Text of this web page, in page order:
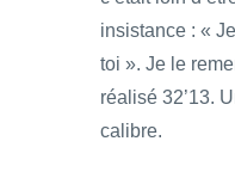
insistance : «
toi ». Je le
réalisé 32’13.
calibre.